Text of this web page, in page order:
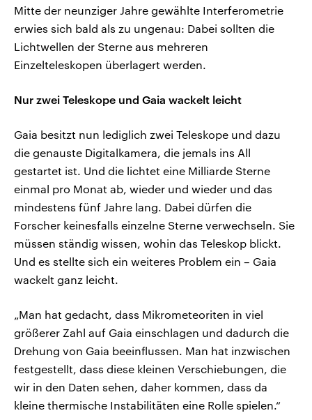
Mitte der neunziger Jahre gewählte Interferometrie
erwies sich bald als zu ungenau: Dabei sollten die
Lichtwellen der Sterne aus mehreren
Einzelteleskopen überlagert werden.
Nur zwei Teleskope und Gaia wackelt leicht
Gaia besitzt nun lediglich zwei Teleskope und dazu
die genauste Digitalkamera, die jemals ins All
gestartet ist. Und die lichtet eine Milliarde Sterne
einmal pro Monat ab, wieder und wieder und das
mindestens fünf Jahre lang. Dabei dürfen die
Forscher keinesfalls einzelne Sterne verwechseln. Sie
müssen ständig wissen, wohin das Teleskop blickt.
Und es stellte sich ein weiteres Problem ein – Gaia
wackelt ganz leicht.
„Man hat gedacht, dass Mikrometeoriten in viel
größerer Zahl auf Gaia einschlagen und dadurch die
Drehung von Gaia beeinflussen. Man hat inzwischen
festgestellt, dass diese kleinen Verschiebungen, die
wir in den Daten sehen, daher kommen, dass da
kleine thermische Instabilitäten eine Rolle spielen.“